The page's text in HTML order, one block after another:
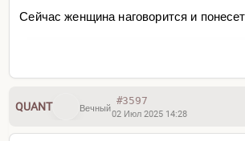
Сейчас женщина наговорится и
QUANT Вечный
#3597
02 Июл 2025 14:28